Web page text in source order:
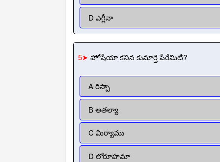
D ఎగ్లీనా
5➤ హోషేయా కనిన కుమార్తె పేరేమిటి?
A రిస్పా
B అతల్యా
C మిర్యాము
D లోరూహమా